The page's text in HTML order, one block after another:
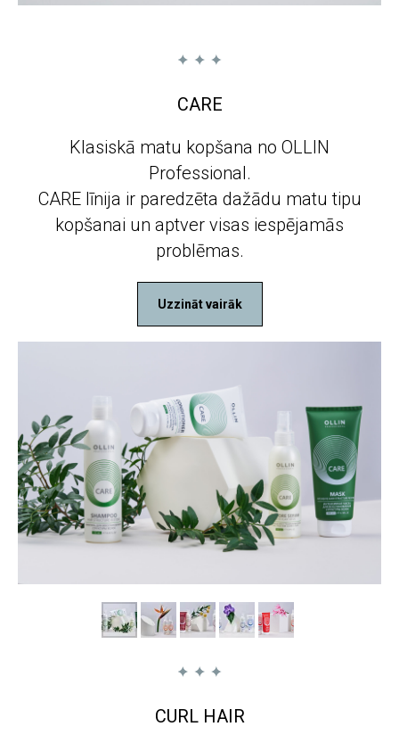
CARE
Klasiskā matu kopšana no OLLIN
Professional.
CARE līnija ir paredzēta dažādu matu tipu
kopšanai un aptver visas iespējamās
problēmas.
Uzzināt vairāk
CURL HAIR